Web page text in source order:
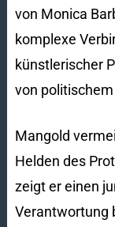
von Monica
komplexe
künstlerischer
von
Mangold
Helden des
zeigt er einen
Verantwortung